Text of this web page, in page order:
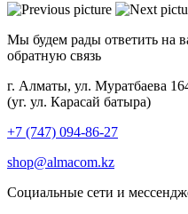
Мы будем рады ответить на
обратную связь
г. Алматы, ул. Муратбаева
(уг. ул. Карасай батыра)
+7 (747) 094-86-27
shop@almacom.kz
Социальные сети и